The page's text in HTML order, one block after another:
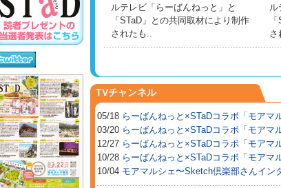
ルテレビ「らーばんねっと」と
「STaD」との共同取材により制作
されたも..
ル
さ
TVチャンネル
05/18 らーばんねっと×STaDコラボ「モアマ
03/20 らーばんねっと×STaDコラボ「モアマ
12/27 らーばんねっと×STaDコラボ「モアマ
10/28 らーばんねっと×STaDコラボ「モアマ
10/04 モアマルシェ〜Sketch倶楽部さんイン